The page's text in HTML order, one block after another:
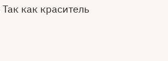
как краситель